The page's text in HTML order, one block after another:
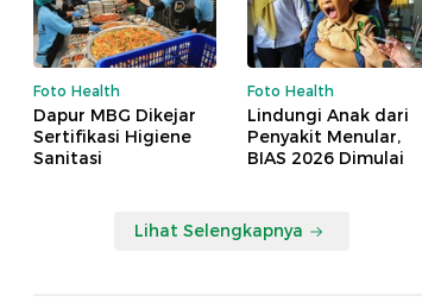
Foto Health
Dapur MBG Dikejar
Sertifikasi Higiene
Sanitasi
Foto Health
Lindungi Anak dari
Penyakit Menular,
BIAS 2026 Dimulai
Lihat Selengkapnya